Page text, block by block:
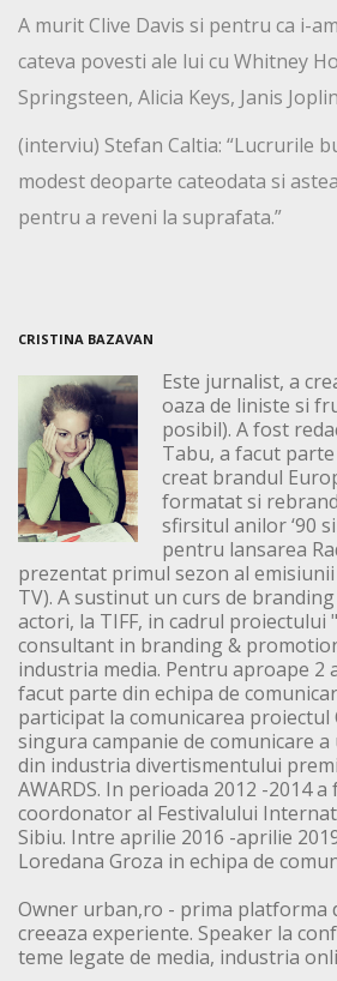
A murit Clive Davis si pentru ca i-
cateva povesti ale lui cu Whitney
Springsteen, Alicia Keys, Janis Joplin
(interviu) Stefan Caltia: “Lucrurile
modest deoparte cateodata si
pentru a reveni la suprafata.”
CRISTINA BAZAVAN
Este jurnalist, a
oaza de liniste si
posibil). A fost
Tabu, a facut
creat brandul
formatat si
sfirsitul anilor ‘90
pentru lansarea
prezentat primul sezon al
TV). A sustinut un curs de
actori, la TIFF, in cadrul proiectului
consultant in branding &
industria media. Pentru aproape 2
facut parte din echipa de
participat la comunicarea
singura campanie de comunicare
din industria divertismentului
AWARDS. In perioada 2012 -2014
coordonator al Festivalului
Sibiu. Intre aprilie 2016 -aprilie
Loredana Groza in echipa de
Owner urban,ro - prima platforma
creeaza experiente. Speaker la
teme legate de media, industria